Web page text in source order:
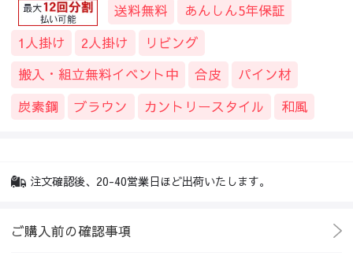
送料無料
あんしん5年保証
1人掛け
2人掛け
リビング
搬入・組立無料イベント中
合皮
パイン材
炭素鋼
ブラウン カントリースタイル 和風
注文確認後、20-40営業日ほど出荷いたします。
ご購入前の確認事項